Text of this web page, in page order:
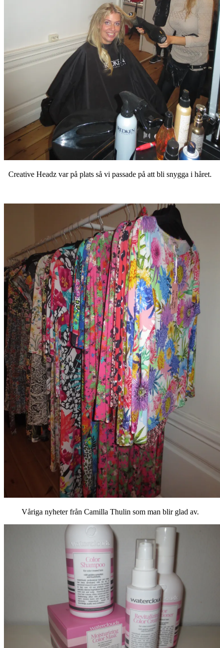
Creative Headz var på plats så vi passade på att bli snygga i håret.
Våriga nyheter från Camilla Thulin som man blir glad av.